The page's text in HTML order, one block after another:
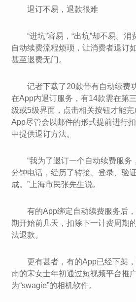
退订不易，退款很难
“进坑”容易，“出坑”却不易。
自动续费流程烦琐，让消费者退订
甚至退费无门。
记者下载了20款带有自动续费
在App内退订服务，有14款需在第
级或5级界面，点击相关按钮才能
App尽管会以邮件的形式提前进行
中提供退订方法。
“我为了退订一个自动续费服务
分钟电话，经历了转接、登录、验
成。”上海市民张先生说。
有的App绑定自动续费服务后
期开始前几天，扣除下一计费周期
法退款。
更有甚者，有的App已经下架
南的宋女士年初通过短视频平台推
为“swagie”的相机软件。